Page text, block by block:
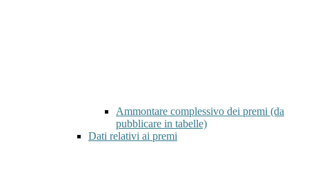
Ammontare complessivo dei premi (da
pubblicare in tabelle)
Dati relativi ai premi